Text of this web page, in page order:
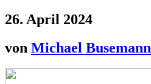
26. April 2024
von Michael Busemann